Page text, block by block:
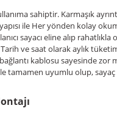
sahiptir. Karmaşık
ile Her yönden kolay
sayacı eline alıp
ve saat olarak aylık
kablosu sayesinde zor
tamamen uyumlu olup,